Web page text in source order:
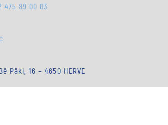
475 89 00 03
Pâki, 16 – 4650 HERVE